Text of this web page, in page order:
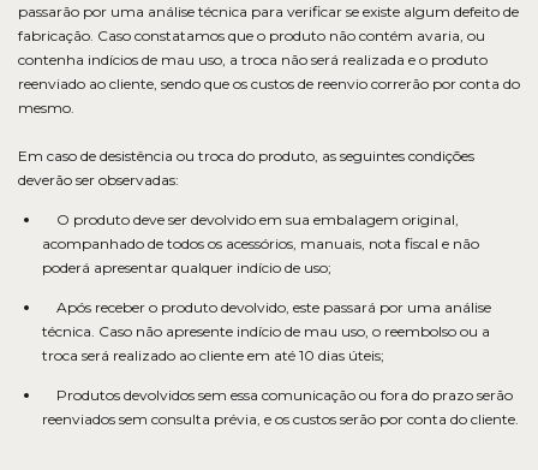
passarão por uma análise técnica para verificar se existe algum defeito de
fabricação. Caso constatamos que o produto não contém avaria, ou
contenha indícios de mau uso, a troca não será realizada e o produto
reenviado ao cliente, sendo que os custos de reenvio correrão por conta do
mesmo.
Em caso de desistência ou troca do produto, as seguintes condições
deverão ser observadas:
O produto deve ser devolvido em sua embalagem original,
acompanhado de todos os acessórios, manuais, nota fiscal e não
poderá apresentar qualquer indício de uso;
Após receber o produto devolvido, este passará por uma análise
técnica. Caso não apresente indício de mau uso, o reembolso ou a
troca será realizado ao cliente em até 10 dias úteis;
Produtos devolvidos sem essa comunicação ou fora do prazo serão
reenviados sem consulta prévia, e os custos serão por conta do cliente.